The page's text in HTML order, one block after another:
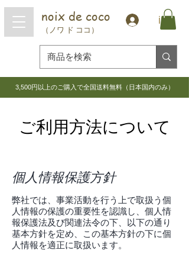
3,500円以上のご購入で全国送料無料（日本国内のみ）
in
noix de coco
（ノワ ド ココ）
ご利用方法について
個人情報保護方針
弊社では、事業活動を行う上で取扱う個
人情報の保護の重要性を認識し、個人情
報保護法及び関連法令の下、以下の通り
基本方針を定め、この基本方針の下に個
人情報を適正に取扱います。